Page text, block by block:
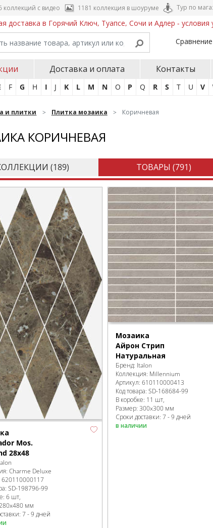
коллекций с видео 1181 коллекция в шоуруме Тур по
доставка в Горячий Ключ, Туапсе, Сочи и Адлер -
Сравнение
Доставка и оплата Контакты
F G H I J K L M N O P Q R S T U V
и плитки Плитка мозаика Коричневая
КОРИЧНЕВАЯ
(189) ТОВАРЫ (791)
Mos.
28x48
Charme Deluxe
620110000117
SD-198796-99
: 6 шт,
мм
7 - 9 дней
Мозаика
Айрон Стрип
Натуральная
Бренд: Italon
Коллекция: Millennium
Артикул:610110000413
Код товара:SD-168684-99
В коробке: 11 шт,
Размер:300x300 мм
Сроки доставки: 7 - 9 дней
в наличии